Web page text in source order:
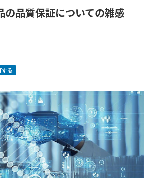
の品質保証についての雑感
する